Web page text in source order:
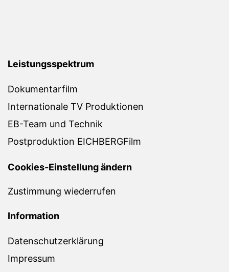
Leistungsspektrum
Dokumentarfilm
Internationale TV Produktionen
EB-Team und Technik
Postproduktion EICHBERGFilm
Cookies-Einstellung ändern
Zustimmung wiederrufen
Information
Datenschutzerklärung
Impressum